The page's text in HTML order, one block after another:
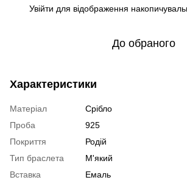
Увійти для відображення
До обраного
Характеристики
Матеріал
Срібло
Проба
925
Покриття
Родій
Тип браслета
М'який
Вставка
Емаль